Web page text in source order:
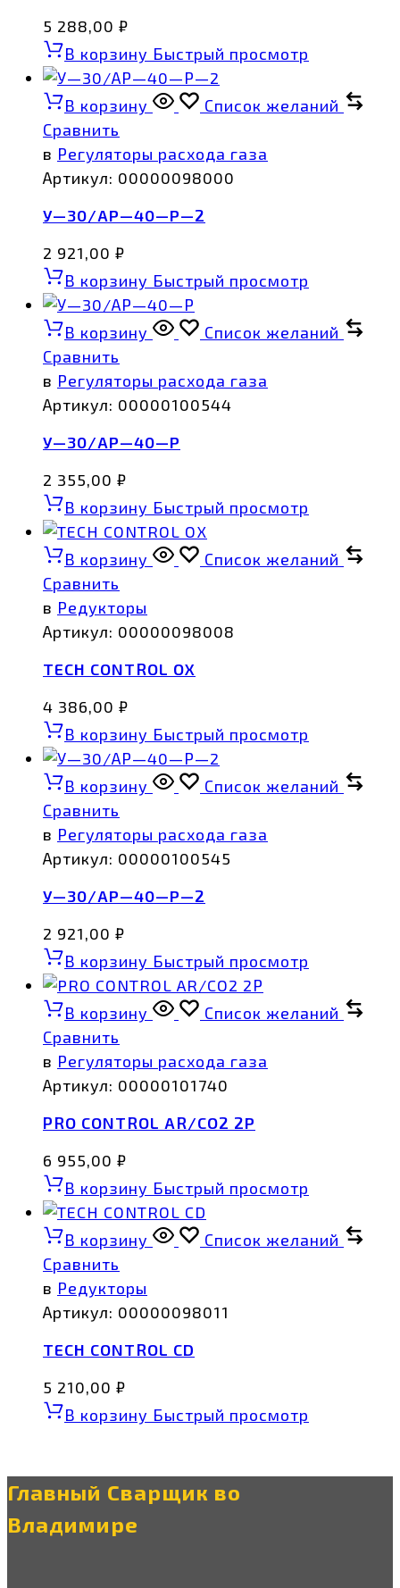
5 288,00 ₽
В корзину Быстрый просмотр
В корзину
Список желаний
Сравнить
в Регуляторы расхода газа
Артикул: 00000098000
У—30/АР—40—Р—2
2 921,00 ₽
В корзину Быстрый просмотр
В корзину
Список желаний
Сравнить
в Регуляторы расхода газа
Артикул: 00000100544
У—30/АР—40—Р
2 355,00 ₽
В корзину Быстрый просмотр
В корзину
Список желаний
Сравнить
в Редукторы
Артикул: 00000098008
TECH CONTROL OX
4 386,00 ₽
В корзину Быстрый просмотр
В корзину
Список желаний
Сравнить
в Регуляторы расхода газа
Артикул: 00000100545
У—30/АР—40—Р—2
2 921,00 ₽
В корзину Быстрый просмотр
В корзину
Список желаний
Сравнить
в Регуляторы расхода газа
Артикул: 00000101740
PRO CONTROL AR/CO2 2Р
6 955,00 ₽
В корзину Быстрый просмотр
В корзину
Список желаний
Сравнить
в Редукторы
Артикул: 00000098011
TECH CONTROL CD
5 210,00 ₽
В корзину Быстрый просмотр
Главный Сварщик во
Владимире